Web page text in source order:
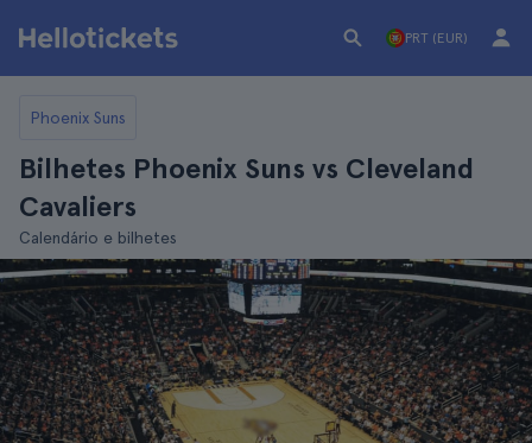
PRT (EUR)
Phoenix Suns
Bilhetes Phoenix Suns vs Cleveland
Cavaliers
Calendário e bilhetes